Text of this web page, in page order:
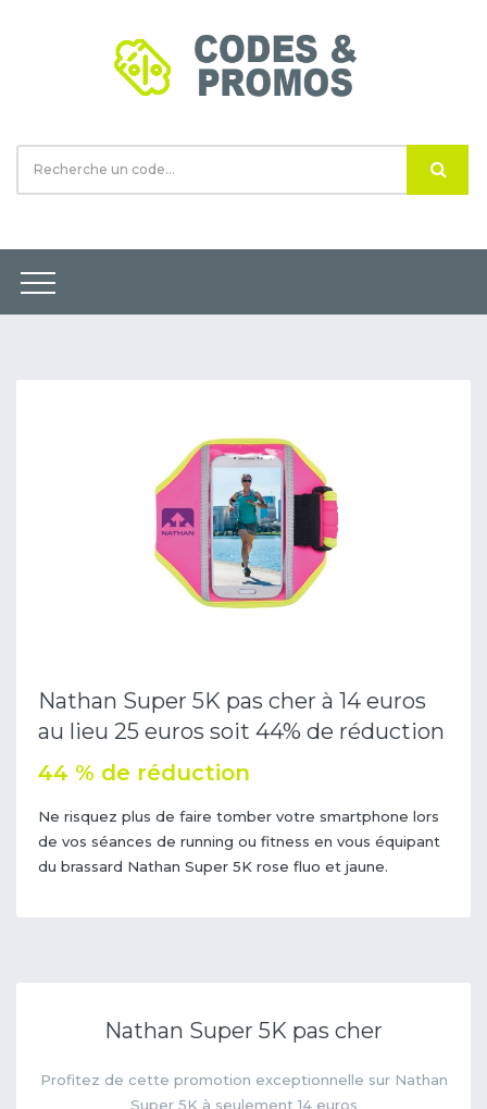
Nathan Super 5K pas cher à 14 euros
au lieu 25 euros soit 44% de réduction
44 % de réduction
Ne risquez plus de faire tomber votre smartphone lors
de vos séances de running ou fitness en vous équipant
du brassard Nathan Super 5K rose fluo et jaune.
Nathan Super 5K pas cher
Profitez de cette promotion exceptionnelle sur Nathan
Super 5K à seulement 14 euros